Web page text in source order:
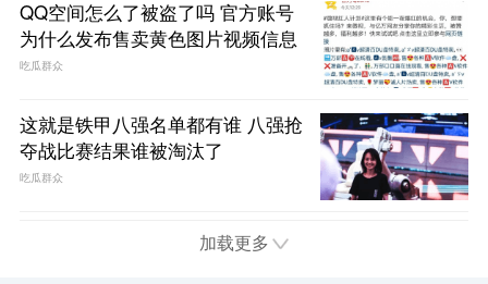
QQ空间怎么了被盗了吗 官方账号
为什么发布售卖黄色图片视频信息
吃瓜群众
这就是铁甲八强名单都有谁 八强抢
夺战比赛结果谁被淘汰了
吃瓜群众
加载更多